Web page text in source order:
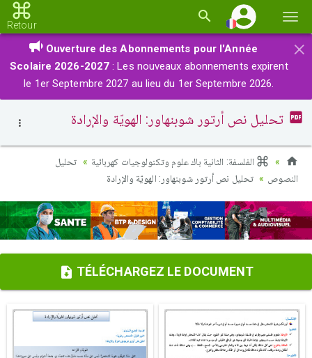
la
Retour
×
Ouverture des Abonnements pour l'Année
Scolaire 2026-2027 : Les nouveaux abonnements expirent
le 1er Septembre 2027 au lieu du 1er Septembre 2026.
تحليل نص أرتور شوبنهاور: الهويّة والإرادة
الفلسفة: الثانية باك علوم وتكنولوجيات كهربائية
تحليل
النصوص
تحليل نص أرتور شوبنهاور: الهويّة والإرادة
TÉLÉCHARGEZ LE DOCUMENT